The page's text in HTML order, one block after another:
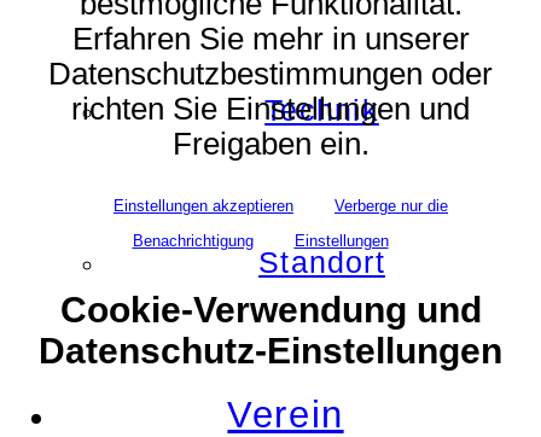
Technik
Standort
Verein
Erfahren Sie mehr in unserer
Datenschutzbestimmungen oder
richten Sie Einstellungen und
Freigaben ein.
Einstellungen akzeptieren
Verberge nur die
Benachrichtigung
Einstellungen
Cookie-Verwendung und
Datenschutz-Einstellungen